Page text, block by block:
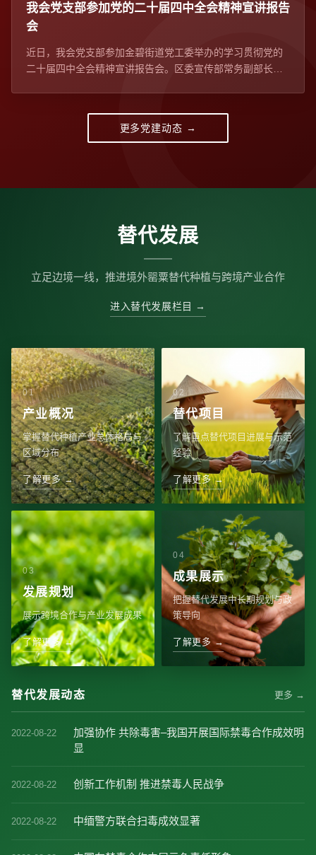
我会党支部参加党的二十届四中全会精神宣讲报告
会​
近日，我会党支部参加金碧街道党工委举办的学习贯彻党的
二十届四中全会精神宣讲报告会。区委宣传部常务副部长、
更多党建动态 →
替代发展
立足边境一线，推进境外罂粟替代种植与跨境产业合作
进入替代发展栏目 →
产业概况
掌握替代种植产业总体格局与
区域分布
了解更多 →
替代项目
了解重点替代项目进展与示范
经验
了解更多 →
发展规划
展示跨境合作与产业发展成果
了解更多 →
成果展示
把握替代发展中长期规划与政
策导向
了解更多 →
替代发展动态 更多 →
2022-08-22
加强协作 共除毒害–我国开展国际禁毒合作成效明
显
2022-08-22 创新工作机制 推进禁毒人民战争
2022-08-22 中缅警方联合扫毒成效显著